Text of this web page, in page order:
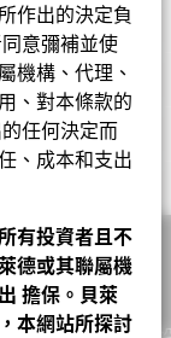
作出的決定負
意彌補並使
機構、代理、
、對本條款的
任何決定而
、成本和支出
有投資者且不
德或其聯屬機
擔保。貝萊
本網站所探討
-20 to 40.
5.00%
LU0969580488
0.00%
USD 1000
S.A.
交易日 + 3 日
BEMA2HU
3.45
14.66%
22.68
10.10
5.13
4.96
4.53
3.63
3.62
基準
Net
0.73
4.93
-2.64
(%)
資產淨值截至
2026年8月7日
2026年8月7日
2026年8月7日
2026年8月7日
連同其他指標及
治(ESG)方面的
引，亦不反映基
度和僅供參考。
發展特徵，而是
文件另有說明且
或限制基金的可
美元 基金